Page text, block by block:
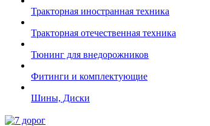
Тракторная иностранная техника
Тракторная отечественная техника
Тюнинг для внедорожников
Фитинги и комплектующие
Шины, Диски